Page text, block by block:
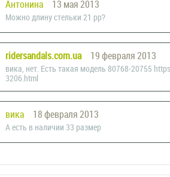
Антонина 13 мая 2013
Можно длину стельки 21 рр?
ridersandals.com.ua 19 февраля 2013
вика, нет. Есть такая модель 80768-20755
3206.html
вика 18 февраля 2013
А есть в наличии 33 размер